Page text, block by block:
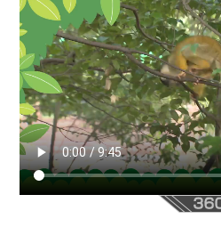
お知
2024/09/02
動画配信サービス『
年9月24日からリニュー